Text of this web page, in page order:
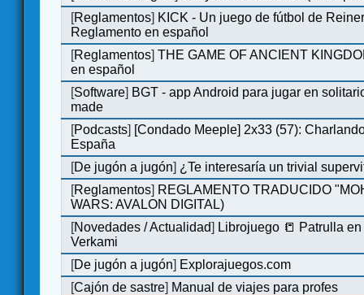
[Reglamentos] KICK - Un juego de fútbol de
Reglamento en español
[Reglamentos]THE GAME OF ANCIENT
en español
[Software] BGT - app Android para jugar en
made
[Podcasts] [Condado Meeple] 2x33 (57):
España
[De jugón a jugón] ¿Te interesaría un trivial
[Reglamentos] REGLAMENTO TRADUCIDO
WARS: AVALON DIGITAL)
[Novedades / Actualidad] Librojuego 📒 Patrulla
Verkami
[De jugón a jugón] Explorajuegos.com
[Cajón de sastre] Manual de viajes para profes